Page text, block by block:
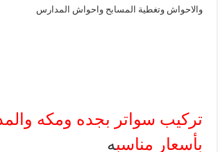
والاحواش وتغطية المسابح واحواش المدارس
تركيب سواتر بجده ومكه
بأسعار مناسبه